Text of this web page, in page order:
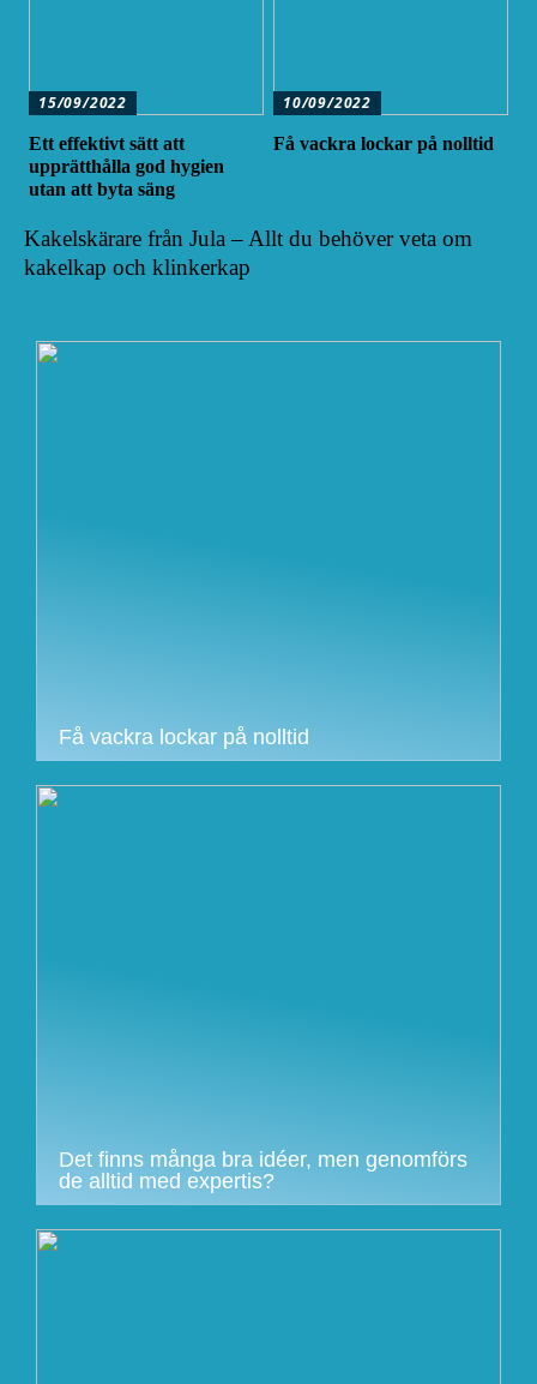
15/09/2022
Ett effektivt sätt att
upprätthålla god hygien
utan att byta säng
10/09/2022
Få vackra lockar på nolltid
Kakelskärare från Jula – Allt du behöver veta om
kakelkap och klinkerkap
Få vackra lockar på nolltid
Det finns många bra idéer, men genomförs
de alltid med expertis?